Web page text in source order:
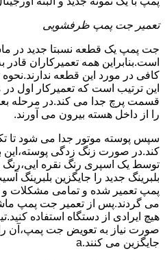
تعمیر جت پمپ ظرفشویی
جت پمپ یک قطعه نسبتا جدید در
است.بنابراین همه تعمیرکاران
کافی در مورد این قطعه
این ترتیب است که تعمیرکار اول در
قسمت پرچ جدا می کند.در مرحله
را از داخل هسته بیرون می آورند.
سپس پوسته موتور جدا می شود تا
کند.در صورت زنگ زدگی پوسته،این
توسط یک اسپری رنگ نقره
بلبرینگ جدید را جایگزین بلبرینگ
پمپ تعمیر شده و تمامی مشکلات
می گردند.پس از تعمیر جت پمپ
هیچ ایرادی از دستگاه استفاده
صورت نیاز به تعویض جت پمپ،آن
جایگزین می کنند.a